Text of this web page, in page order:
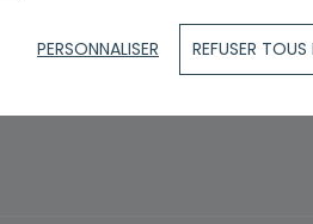
PERSONNALISER REFUSER